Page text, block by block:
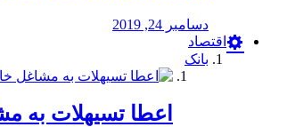
دسامبر 24, 2019
اقتصاد
بانک
️اعطا تسیهلات به